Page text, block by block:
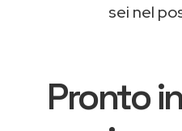
sei nel
Pronto